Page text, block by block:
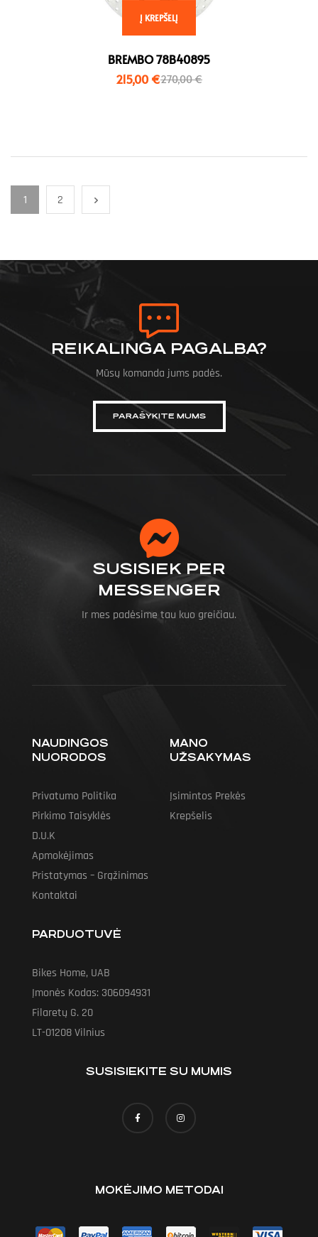
Į KREPŠELĮ
BREMBO 78B40895
270,00€
215,00 €
1 2
REIKALINGA PAGALBA?
Mūsų komanda jums padės.
PARAŠYKITE MUMS
SUSISIEK PER
MESSENGER
Ir mes padėsime tau kuo greičiau.
NAUDINGOS
NUORODOS
Privatumo Politika
Pirkimo Taisyklės
D.U.K
Apmokėjimas
Pristatymas – Grąžinimas
Kontaktai
MANO
UŽSAKYMAS
Įsimintos Prekės
Krepšelis
PARDUOTUVĖ
Bikes Home, UAB
Įmonės Kodas: 306094931
Filaretų G. 20
LT-01208 Vilnius
SUSISIEKITE SU MUMIS
MOKĖJIMO METODAI